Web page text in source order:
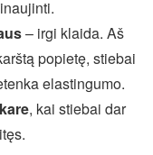
– irgi klaida. Aš
popietę, stiebai
elastingumo.
, kai stiebai dar